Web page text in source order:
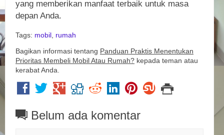
yang memberikan manfaat terbaik untuk masa
depan Anda.
Tags: mobil rumah
Bagikan informasi tentang Panduan Praktis Menentukan
Prioritas Membeli Mobil Atau Rumah? kepada teman atau
kerabat Anda.
Belum ada komentar